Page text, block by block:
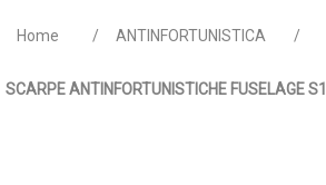
Home / ANTINFORTUNISTICA /
SCARPE ANTINFORTUNISTICHE FUSELAGE